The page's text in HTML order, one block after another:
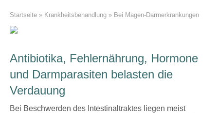
Startseite » Krankheitsbehandlung » Bei Magen-Darmerkrankungen
Antibiotika, Fehlernährung, Hormone
und Darmparasiten belasten die
Verdauung
Bei Beschwerden des Intestinaltraktes liegen meist